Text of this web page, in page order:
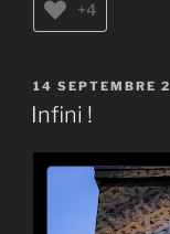
+4
PUBLIÉ
LE
14 SEPTEMBRE
Infini !